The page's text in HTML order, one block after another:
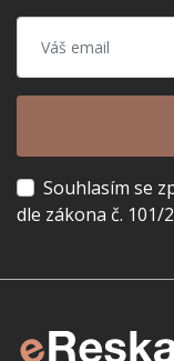
Souhlasím se
dle zákona č. 101/